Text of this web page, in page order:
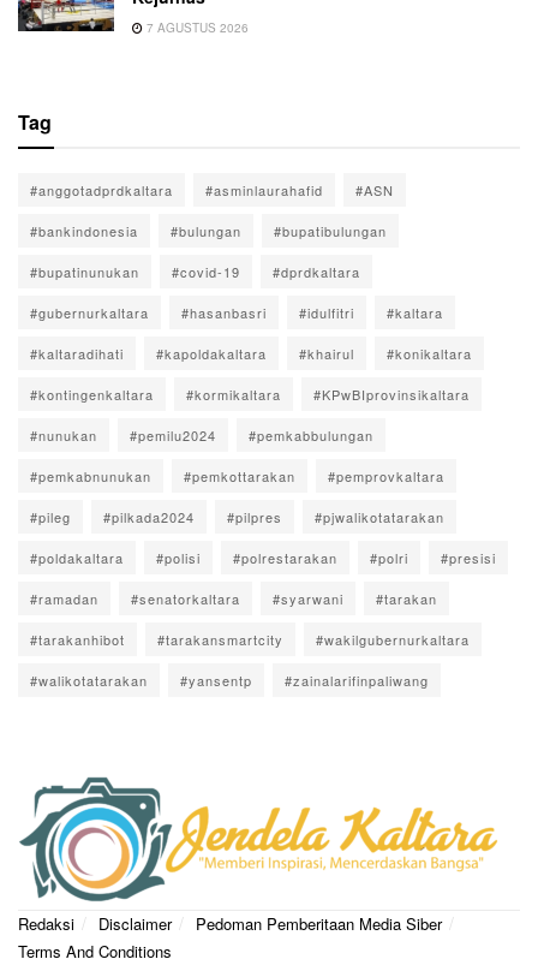
7 AGUSTUS 2026
Tag
#anggotadprdkaltara #asminlaurahafid #ASN
#bankindonesia #bulungan #bupatibulungan
#bupatinunukan #covid-19 #dprdkaltara
#gubernurkaltara #hasanbasri #idulfitri #kaltara
#kaltaradihati #kapoldakaltara #khairul #konikaltara
#kontingenkaltara #kormikaltara #KPwBIprovinsikaltara
#nunukan #pemilu2024 #pemkabbulungan
#pemkabnunukan #pemkottarakan #pemprovkaltara
#pileg #pilkada2024 #pilpres #pjwalikotatarakan
#poldakaltara #polisi #polrestarakan #polri #presisi
#ramadan #senatorkaltara #syarwani #tarakan
#tarakanhibot #tarakansmartcity #wakilgubernurkaltara
#walikotatarakan #yansentp #zainalarifinpaliwang
Redaksi Disclaimer
Pedoman Pemberitaan Media Siber
Terms And Conditions